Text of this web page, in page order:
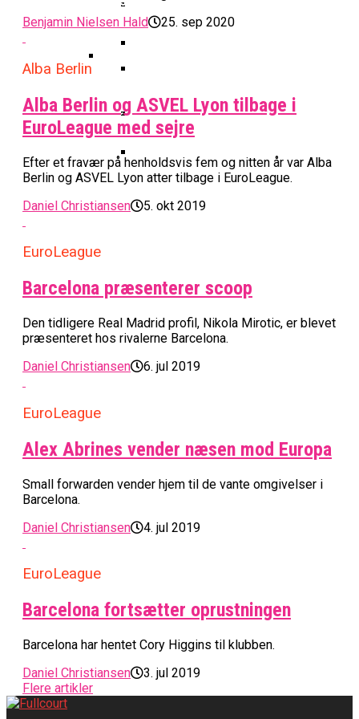
Bakken Bears Åbner FIBA Europe
Imponerede Stort I Debut I Youth
Champions League
Bakken Bears Skuffede Og
Misser Champions League-
Gruppespil
Basketball Champions League
Spilletid I Testkamp Mod
Portland Trail Blazers
Danske Tobias Jensen Skal Møde
Portland Trail Blazers I NBA-
Vanvittigt Overtidsdrama Mod
USA
Spidsen For USA Ved OL 2024
Basketligaen
Fremgang For 12. År I Træk
Benjamin Nielsen Hald
25. sep 2020
Alba Berlin
Alba Berlin og ASVEL Lyon tilbage i
EuroLeague med sejre
Efter et fravær på henholdsvis fem og nitten år var Alba
Berlin og ASVEL Lyon atter tilbage i EuroLeague.
Daniel Christiansen
5. okt 2019
EuroLeague
Barcelona præsenterer scoop
Den tidligere Real Madrid profil, Nikola Mirotic, er blevet
præsenteret hos rivalerne Barcelona.
Daniel Christiansen
6. jul 2019
EuroLeague
Alex Abrines vender næsen mod Europa
Small forwarden vender hjem til de vante omgivelser i
Barcelona.
Daniel Christiansen
4. jul 2019
EuroLeague
Barcelona fortsætter oprustningen
Barcelona har hentet Cory Higgins til klubben.
Daniel Christiansen
3. jul 2019
Flere artikler